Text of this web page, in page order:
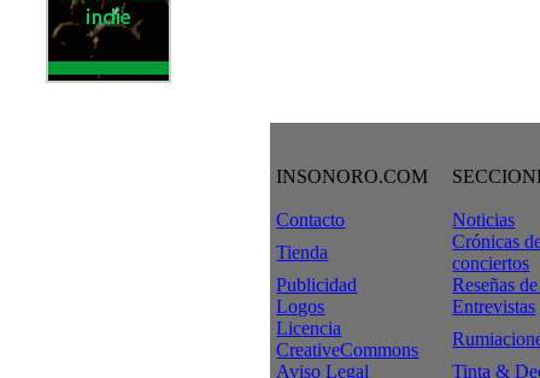
INSONORO.COM
Contacto
Noticias
Tienda
Crónicas
conciertos
Publicidad
Reseñas
Logos
Entrevistas
Licencia
CreativeCommons
Aviso Legal
Tinta &